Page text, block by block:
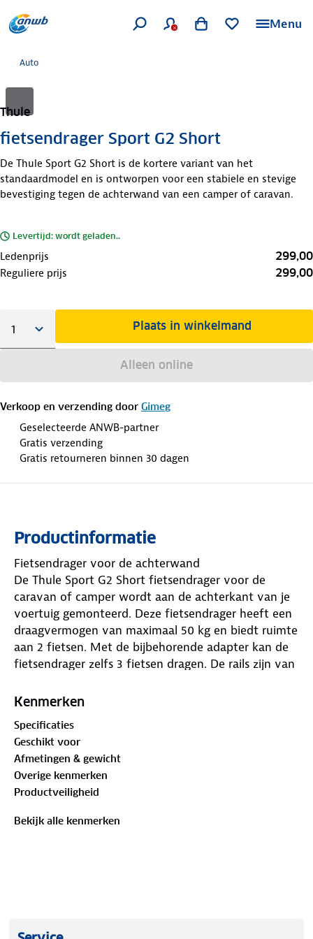
Menu
Auto
Thule
fietsendrager Sport G2 Short
De Thule Sport G2 Short is de kortere variant van het
standaardmodel en is ontworpen voor een stabiele en stevige
bevestiging tegen de achterwand van een camper of caravan.
Levertijd: wordt geladen..
Ledenprijs 299,00
Reguliere prijs 299,00
Plaats in winkelmand
Alleen online
Verkoop en verzending door Gimeg
Geselecteerde ANWB-partner
Gratis verzending
Gratis retourneren binnen 30 dagen
Productinformatie
Fietsendrager voor de achterwand
De Thule Sport G2 Short fietsendrager voor de
caravan of camper wordt aan de achterkant van je
voertuig gemonteerd. Deze fietsendrager heeft een
draagvermogen van maximaal 50 kg en biedt ruimte
aan 2 fietsen. Met de bijbehorende adapter kan de
fietsendrager zelfs 3 fietsen dragen. De rails zijn van
zodat je moeiteloos de beste positie voor je fietsen
fietsen stevig vastzitten: je kunt het platform met
de hand vergrendelen, waardoor je fietsen worden
beveiligd tijdens het vervoer. De wielen worden
geblokkeerd door riemen zodat ze niet schuiven
tijdens het transport. Je fiets komt veilig en stabiel
aan op je bestemming.
Kenmerken
Specificaties
Geschikt voor
Afmetingen & gewicht
Overige kenmerken
Productveiligheid
Bekijk alle kenmerken